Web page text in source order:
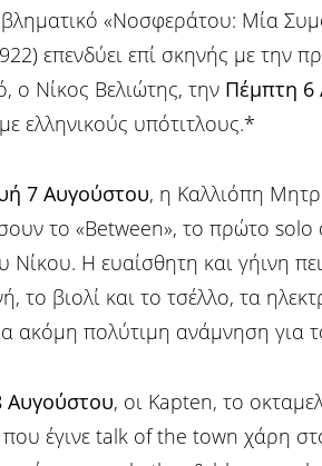
«Νοσφεράτου: Μία
επενδύει επί σκηνής με την
ο Νίκος Βελιώτης, την Πέμπτη 6
ελληνικούς υπότιτλους.*
7 Αυγούστου, η Καλλιόπη
το «Βetween», το πρώτο solo
Η ευαίσθητη και γήινη
τo βιολί και το τσέλλο, τα
ακόμη πολύτιμη ανάμνηση για
Αυγούστου, οι Kapten, το
έγινε talk of the town χάρη